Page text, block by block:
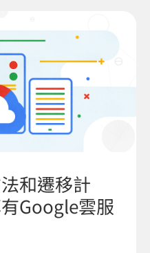
和遷移計
Google雲服